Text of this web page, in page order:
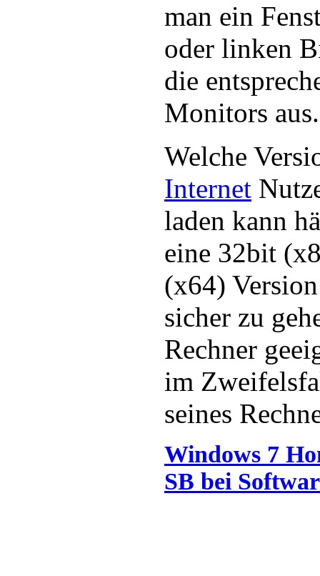
man ein
oder linken
die
Monitors aus.
Welche
Internet
laden kann
eine 32bit
(x64)
sicher zu
Rechner
im
seines
Windows 7
SB bei